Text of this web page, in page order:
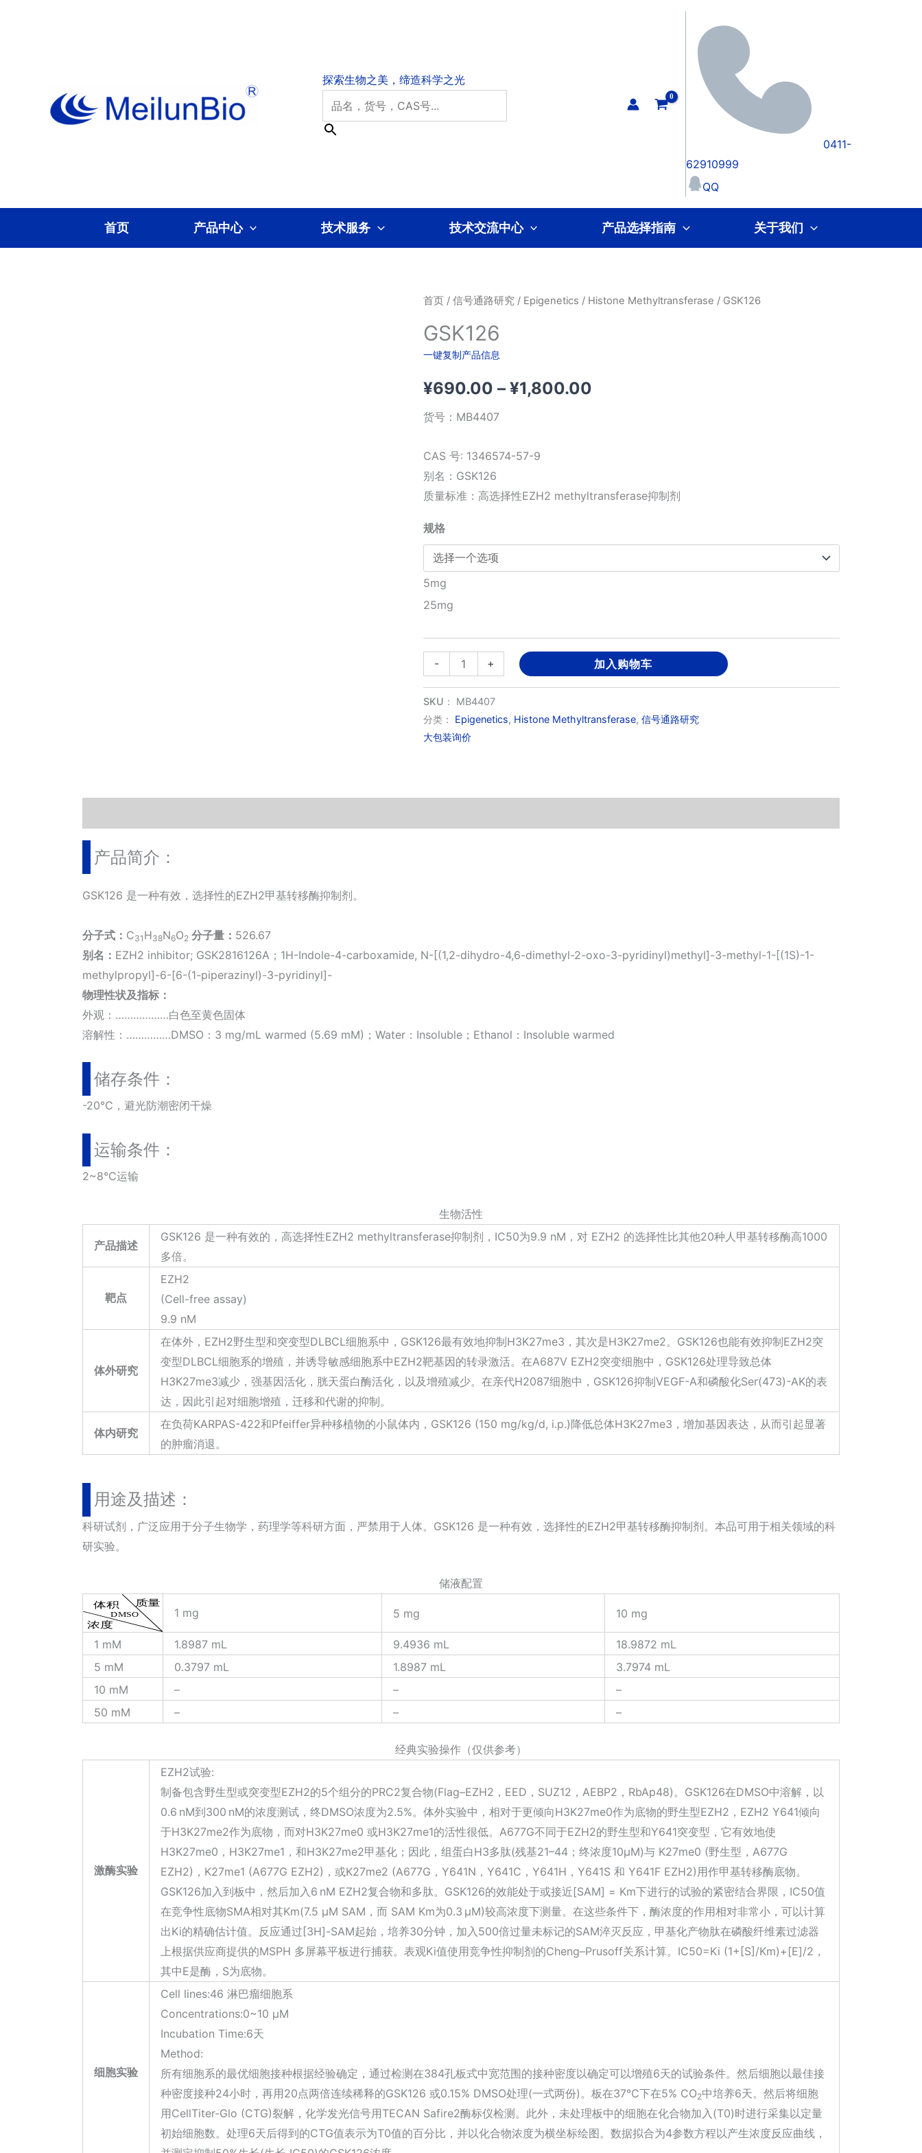
0411-
62910999
QQ
首页 产品中心 技术服务 技术交流中心 产品选择指南 关于我们
首页/ 信号通路研究/ Epigenetics / Histone Methyltransferase / GSK126
GSK126
一键复制产品信息
¥690.00 – ¥1,800.00价
¥1,800.00
货号： MB4407
CAS 号: 1346574-57-9
别名：GSK126
质量标准：高选择性EZH2 methyltransferase抑制剂
规格
5mg
25mg
-
GSK126
数
量
+ 加入购物车
SKU： MB4407
分类： Epigenetics, Histone Methyltransferase, 信号通路研究
大包装询价
产品简介：
GSK126 是一种有效，选择性的EZH2甲基转移酶抑制剂。
分子式： C31 H38N6O2 分子量： 526.67
别名： EZH2 inhibitor; GSK2816126A；1H-Indole-4-carboxamide, N-[(1,2-dihydro-4,6-dimethyl-2-oxo-3-pyridinyl)methyl]-3-methyl-1-[(1S)-1-
methylpropyl]-6-[6-(1-piperazinyl)-3-pyridinyl]-
物理性状及指标：
外观：………………白色至黄色固体
溶解性：……………DMSO：3 mg/mL warmed (5.69 mM)；Water：Insoluble；Ethanol：Insoluble warmed
储存条件：
-20℃，避光防潮密闭干燥
运输条件：
2~8℃运输
生物活性
产品描述
GSK126 是一种有效的，高选择性EZH2 methyltransferase抑制剂，IC50为9.9 nM，对 EZH2 的选择性比其他20种人甲基转移酶高1000
多倍。
靶点
EZH2
(Cell-free assay)
9.9 nM
体外研究
在体外，EZH2野生型和突变型DLBCL细胞系中，GSK126最有效地抑制H3K27me3，其次是H3K27me2。GSK126也能有效抑制EZH2突
变型DLBCL细胞系的增殖，并诱导敏感细胞系中EZH2靶基因的转录激活。在A687V EZH2突变细胞中，GSK126处理导致总体
H3K27me3减少，强基因活化，胱天蛋白酶活化，以及增殖减少。在亲代H2087细胞中，GSK126抑制VEGF-A和磷酸化Ser(473)-AK的表
达，因此引起对细胞增殖，迁移和代谢的抑制。
体内研究
在负荷KARPAS-422和Pfeiffer异种移植物的小鼠体内，GSK126 (150 mg/kg/d, i.p.)降低总体H3K27me3，增加基因表达，从而引起显著
的肿瘤消退。
用途及描述：
科研试剂，广泛应用于分子生物学，药理学等科研方面，严禁用于人体。GSK126 是一种有效，选择性的EZH2甲基转移酶抑制剂。本品可用于相关领域的科
研实验。
储液配置
1 mg 5 mg 10 mg
1 mM 1.8987 mL 9.4936 mL
18.9872 mL
5 mM
0.3797 mL 1.8987 mL
3.7974 mL
10 mM
– –
–
50 mM
– – –
经典实验操作（仅供参考）
激酶实验
EZH2试验:
制备包含野生型或突变型EZH2的5个组分的PRC2复合物(Flag–EZH2，EED，SUZ12，AEBP2，RbAp48)。GSK126在DMSO中溶解，以
0.6 nM到300 nM的浓度测试，终DMSO浓度为2.5%。体外实验中，相对于更倾向H3K27me0作为底物的野生型EZH2，EZH2 Y641倾向
于H3K27me2作为底物，而对H3K27me0 或H3K27me1的活性很低。A677G不同于EZH2的野生型和Y641突变型，它有效地使
H3K27me0，H3K27me1，和H3K27me2甲基化；因此，组蛋白H3多肽(残基21–44；终浓度10μM)与 K27me0 (野生型，A677G
EZH2)，K27me1 (A677G EZH2)，或K27me2 (A677G，Y641N，Y641C，Y641H，Y641S 和 Y641F EZH2)用作甲基转移酶底物。
GSK126加入到板中，然后加入6 nM EZH2复合物和多肽。GSK126的效能处于或接近[SAM] = Km下进行的试验的紧密结合界限，IC50值
在竞争性底物SMA相对其Km(7.5 μM SAM，而 SAM Km为0.3 μM)较高浓度下测量。在这些条件下，酶浓度的作用相对非常小，可以计算
出Ki的精确估计值。反应通过[3H]-SAM起始，培养30分钟，加入500倍过量未标记的SAM淬灭反应，甲基化产物肽在磷酸纤维素过滤器
上根据供应商提供的MSPH 多屏幕平板进行捕获。表观Ki值使用竞争性抑制剂的Cheng–Prusoff关系计算。IC50=Ki (1+[S]/Km)+[E]/2，
其中E是酶，S为底物。
细胞实验
Cell lines:46 淋巴瘤细胞系
Concentrations:0~10 μM
Incubation Time:6天
Method:
所有细胞系的最优细胞接种根据经验确定，通过检测在384孔板式中宽范围的接种密度以确定可以增殖6天的试验条件。然后细胞以最佳接
种密度接种24小时，再用20点两倍连续稀释的GSK126 或0.15% DMSO处理(一式两份)。板在37℃下在5% CO2中培养6天。然后将细胞
用CellTiter-Glo (CTG)裂解，化学发光信号用TECAN Safire2酶标仪检测。此外，未处理板中的细胞在化合物加入(T0)时进行采集以定量
初始细胞数。处理6天后得到的CTG值表示为T0值的百分比，并以化合物浓度为横坐标绘图。数据拟合为4参数方程以产生浓度反应曲线，